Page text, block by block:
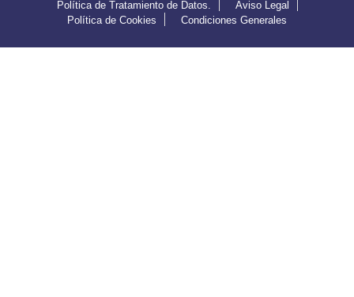
Política de Tratamiento de Datos.
Aviso Legal
Política de Cookies
Condiciones Generales